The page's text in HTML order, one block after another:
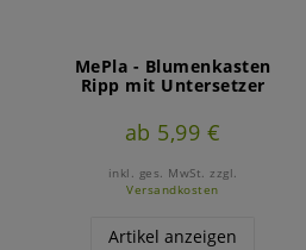
MePla - Blumenkasten
Ripp mit Untersetzer
ab 5,99 €
inkl. ges. MwSt. zzgl.
Versandkosten
Artikel anzeigen